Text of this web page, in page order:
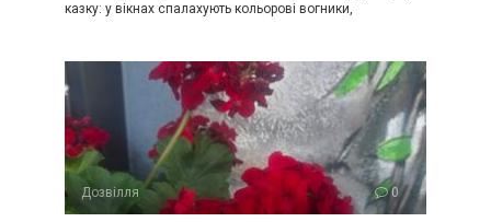
казку: у вікнах спалахують кольорові вогники,
Дозвілля 0